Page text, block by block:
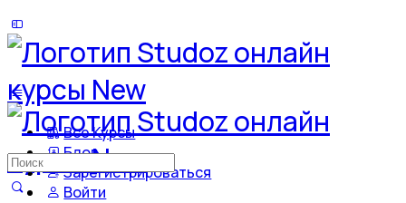
Все Курсы
Блог
Зарегистрироваться
Войти
Искать: